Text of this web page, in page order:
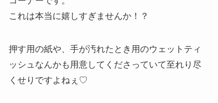
これは本当に嬉しすぎませんか！？
押す用の紙や、手が汚れたとき用のウェットティ
ッシュなんかも用意してくださっていて至れり尽
くせりですよねぇ♡